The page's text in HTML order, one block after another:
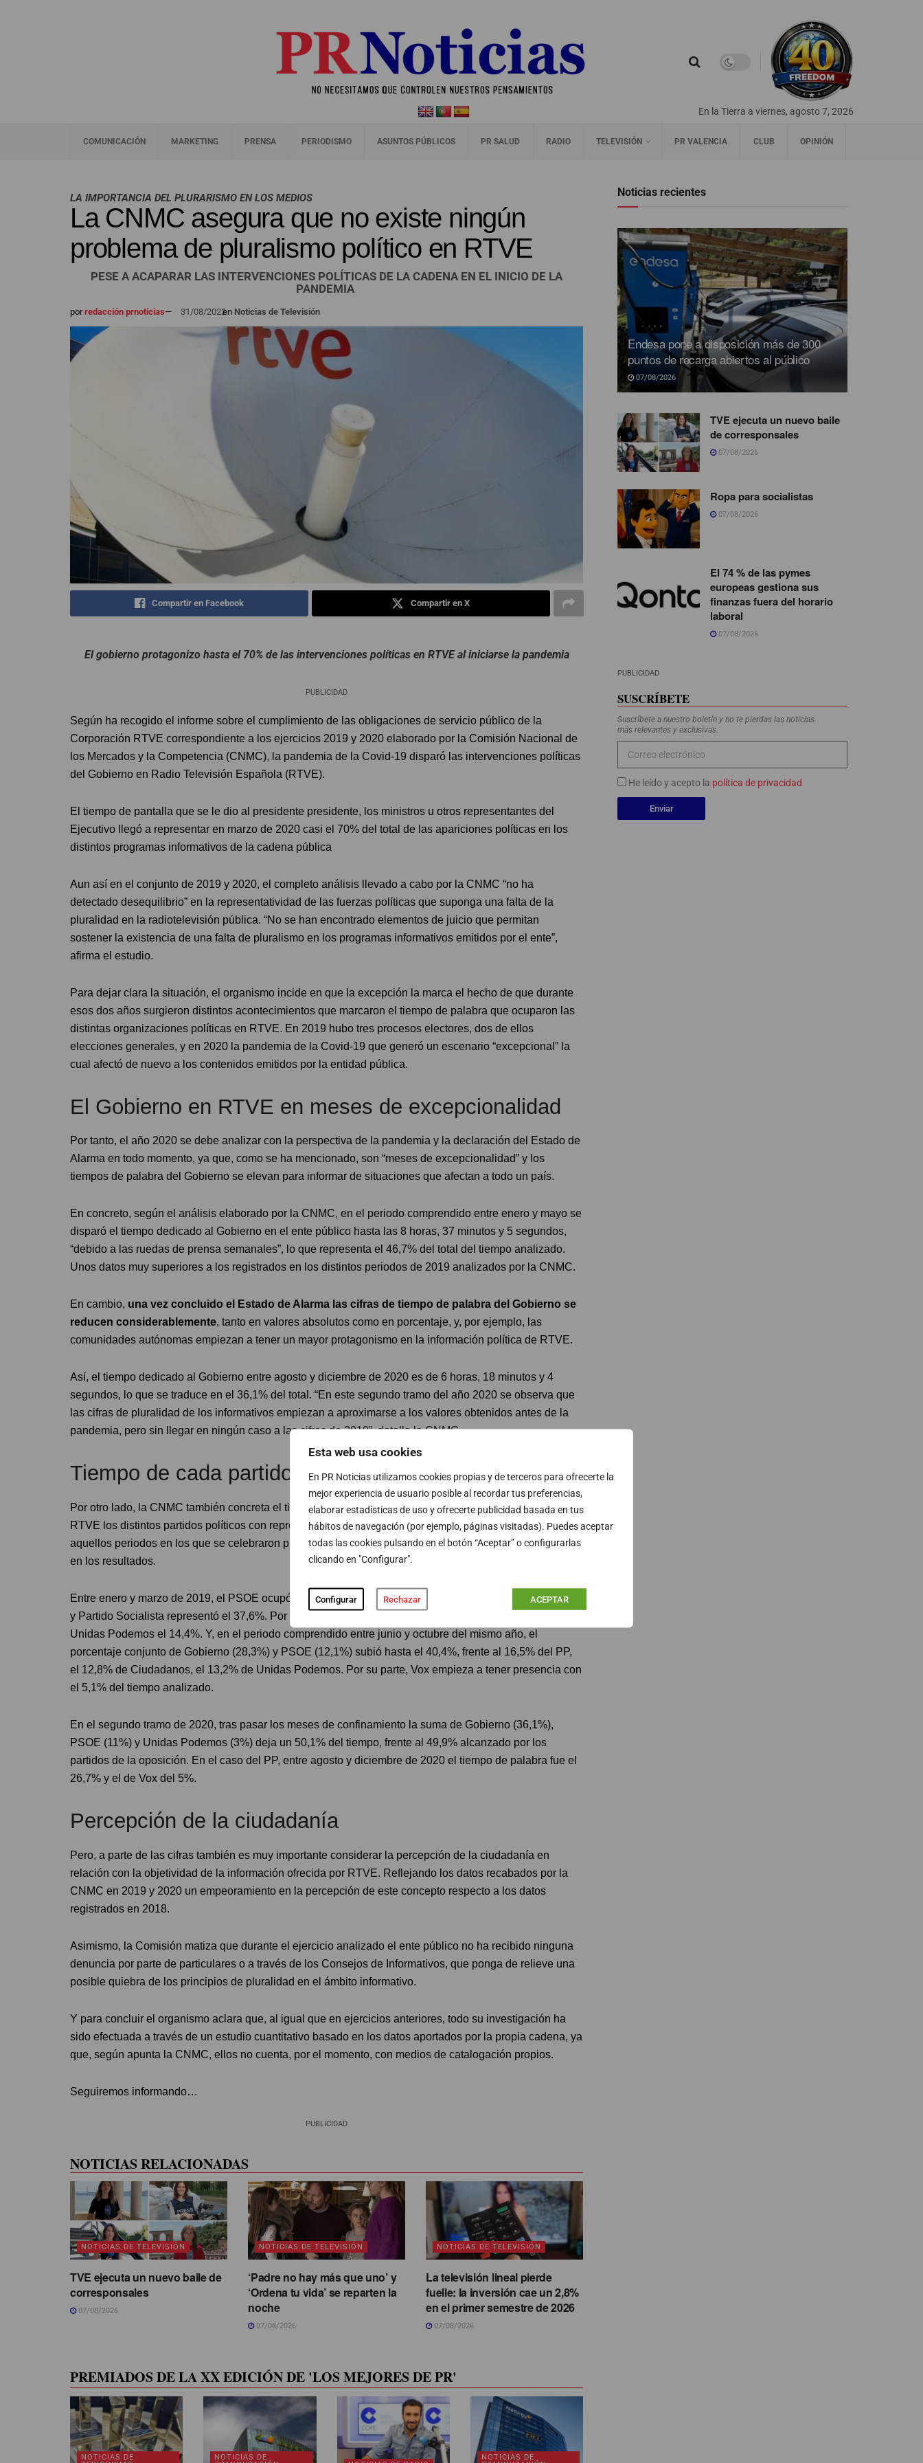
Esta web usa cookies
En PR Noticias utilizamos cookies propias y de terceros para ofrecerte la
mejor experiencia de usuario posible al recordar tus preferencias,
elaborar estadísticas de uso y ofrecerte publicidad basada en tus
hábitos de navegación (por ejemplo, páginas visitadas). Puedes aceptar
todas las cookies pulsando en el botón “Aceptar” o configurarlas
clicando en "Configurar".
Configurar Rechazar ACEPTAR
En la Tierra a viernes, agosto 7, 2026
COMUNICACIÓN MARKETING PRENSA PERIODISMO ASUNTOS PÚBLICOS PR SALUD RADIO TELEVISIÓN PR VALENCIA CLUB OPINIÓN
LA IMPORTANCIA DEL PLURARISMO EN LOS MEDIOS
La CNMC asegura que no existe ningún
problema de pluralismo político en RTVE
PESE A ACAPARAR LAS INTERVENCIONES POLÍTICAS DE LA CADENA EN EL INICIO DE LA
PANDEMIA
porredacción prnoticias— 31/08/2022en Noticias de Televisión
Compartir en Facebook Compartir en X
El gobierno protagonizo hasta el 70% de las intervenciones políticas en RTVE al iniciarse la pandemia
PUBLICIDAD
Según ha recogido el informe sobre el cumplimiento de las obligaciones de servicio público de la
Corporación RTVE correspondiente a los ejercicios 2019 y 2020 elaborado por la Comisión Nacional de
los Mercados y la Competencia (CNMC), la pandemia de la Covid-19 disparó las intervenciones políticas
del Gobierno en Radio Televisión Española (RTVE).
El tiempo de pantalla que se le dio al presidente presidente, los ministros u otros representantes del
Ejecutivo llegó a representar en marzo de 2020 casi el 70% del total de las apariciones políticas en los
distintos programas informativos de la cadena pública
Aun así en el conjunto de 2019 y 2020, el completo análisis llevado a cabo por la CNMC “no ha
detectado desequilibrio” en la representatividad de las fuerzas políticas que suponga una falta de la
pluralidad en la radiotelevisión pública. “No se han encontrado elementos de juicio que permitan
sostener la existencia de una falta de pluralismo en los programas informativos emitidos por el ente”,
afirma el estudio.
Para dejar clara la situación, el organismo incide en que la excepción la marca el hecho de que durante
esos dos años surgieron distintos acontecimientos que marcaron el tiempo de palabra que ocuparon las
distintas organizaciones políticas en RTVE. En 2019 hubo tres procesos electores, dos de ellos
elecciones generales, y en 2020 la pandemia de la Covid-19 que generó un escenario “excepcional” la
cual afectó de nuevo a los contenidos emitidos por la entidad pública.
El Gobierno en RTVE en meses de excepcionalidad
Por tanto, el año 2020 se debe analizar con la perspectiva de la pandemia y la declaración del Estado de
Alarma en todo momento, ya que, como se ha mencionado, son “meses de excepcionalidad” y los
tiempos de palabra del Gobierno se elevan para informar de situaciones que afectan a todo un país.
En concreto, según el análisis elaborado por la CNMC, en el periodo comprendido entre enero y mayo se
disparó el tiempo dedicado al Gobierno en el ente público hasta las 8 horas, 37 minutos y 5 segundos,
“debido a las ruedas de prensa semanales”, lo que representa el 46,7% del total del tiempo analizado.
Unos datos muy superiores a los registrados en los distintos periodos de 2019 analizados por la CNMC.
En cambio, una vez concluido el Estado de Alarma las cifras de tiempo de palabra del Gobierno se
reducen considerablemente, tanto en valores absolutos como en porcentaje, y, por ejemplo, las
comunidades autónomas empiezan a tener un mayor protagonismo en la información política de RTVE.
Así, el tiempo dedicado al Gobierno entre agosto y diciembre de 2020 es de 6 horas, 18 minutos y 4
segundos, lo que se traduce en el 36,1% del total. “En este segundo tramo del año 2020 se observa que
las cifras de pluralidad de los informativos empiezan a aproximarse a los valores obtenidos antes de la
pandemia, pero sin llegar en ningún caso a las cifras de 2019”, detalla la CNMC.
Tiempo de cada partido políticos
Por otro lado, la CNMC también concreta el tiempo que ocuparon en los programas informativos de
RTVE los distintos partidos políticos con representación parlamentaria en el Congreso, excluyendo
aquellos periodos en los que se celebraron proceso electorales con el fin de evitar posibles distorsiones
en los resultados.
Entre enero y marzo de 2019, el PSOE ocupó el 13% del tiempo total, por lo que la suma entre Gobierno
y Partido Socialista representó el 37,6%. Por su parte, el PP acaparó el 26,6%, Ciudadanos el 16,6% y
Unidas Podemos el 14,4%. Y, en el periodo comprendido entre junio y octubre del mismo año, el
porcentaje conjunto de Gobierno (28,3%) y PSOE (12,1%) subió hasta el 40,4%, frente al 16,5% del PP,
el 12,8% de Ciudadanos, el 13,2% de Unidas Podemos. Por su parte, Vox empieza a tener presencia con
el 5,1% del tiempo analizado.
En el segundo tramo de 2020, tras pasar los meses de confinamiento la suma de Gobierno (36,1%),
PSOE (11%) y Unidas Podemos (3%) deja un 50,1% del tiempo, frente al 49,9% alcanzado por los
partidos de la oposición. En el caso del PP, entre agosto y diciembre de 2020 el tiempo de palabra fue el
26,7% y el de Vox del 5%.
Percepción de la ciudadanía
Pero, a parte de las cifras también es muy importante considerar la percepción de la ciudadanía en
relación con la objetividad de la información ofrecida por RTVE. Reflejando los datos recabados por la
CNMC en 2019 y 2020 un empeoramiento en la percepción de este concepto respecto a los datos
registrados en 2018.
Asimismo, la Comisión matiza que durante el ejercicio analizado el ente público no ha recibido ninguna
denuncia por parte de particulares o a través de los Consejos de Informativos, que ponga de relieve una
posible quiebra de los principios de pluralidad en el ámbito informativo.
Y para concluir el organismo aclara que, al igual que en ejercicios anteriores, todo su investigación ha
sido efectuada a través de un estudio cuantitativo basado en los datos aportados por la propia cadena, ya
que, según apunta la CNMC, ellos no cuenta, por el momento, con medios de catalogación propios.
Seguiremos informando…
PUBLICIDAD
NOTICIAS RELACIONADAS
NOTICIAS DE TELEVISIÓN
TVE ejecuta un nuevo baile de
corresponsales
07/08/2026
NOTICIAS DE TELEVISIÓN
‘Padre no hay más que uno’ y
‘Ordena tu vida’ se reparten la
noche
07/08/2026
NOTICIAS DE TELEVISIÓN
La televisión lineal pierde
fuelle: la inversión cae un 2,8%
en el primer semestre de 2026
07/08/2026
PREMIADOS DE LA XX EDICIÓN DE 'LOS MEJORES DE PR'
NOTICIAS DE
NOTICIAS DE
NOTICIAS DE
Noticias recientes
Endesa pone a disposición más de 300
puntos de recarga abiertos al público
07/08/2026
TVE ejecuta un nuevo baile
de corresponsales
07/08/2026
Ropa para socialistas
07/08/2026
El 74 % de las pymes
europeas gestiona sus
finanzas fuera del horario
laboral
07/08/2026
PUBLICIDAD
SUSCRÍBETE
Suscríbete a nuestro boletín y no te pierdas las noticias
más relevantes y exclusivas.
He leído y acepto la política de privacidad
Enviar